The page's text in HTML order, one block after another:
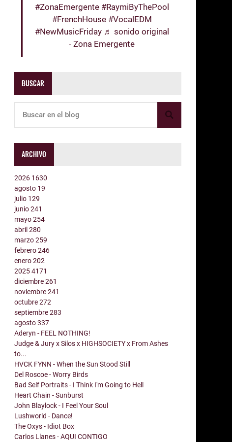
#ZonaEmergente #RaymiByThePool
#FrenchHouse #VocalEDM
#NewMusicFriday ♬ sonido original
- Zona Emergente
BUSCAR
ARCHIVO
2026 1630
agosto 19
julio 129
junio241
mayo254
abril280
marzo259
febrero246
enero202
20254171
diciembre261
noviembre241
octubre272
septiembre283
agosto337
Aderyn - FEEL NOTHING!
Judge & Jury x Silos x HIGHSOCIETY x From Ashes
to...
HVCK FYNN - When the Sun Stood Still
Del Roscoe - Worry Birds
Bad Self Portraits - I Think I'm Going to Hell
Heart Chain - Sunburst
John Blaylock - I Feel Your Soul
Lushworld - Dance!
The Oxys - Idiot Box
Carlos Llanes - AQUI CONTIGO